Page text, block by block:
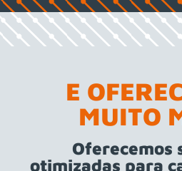
E
MUITO
Oferecemos
otimizadas para